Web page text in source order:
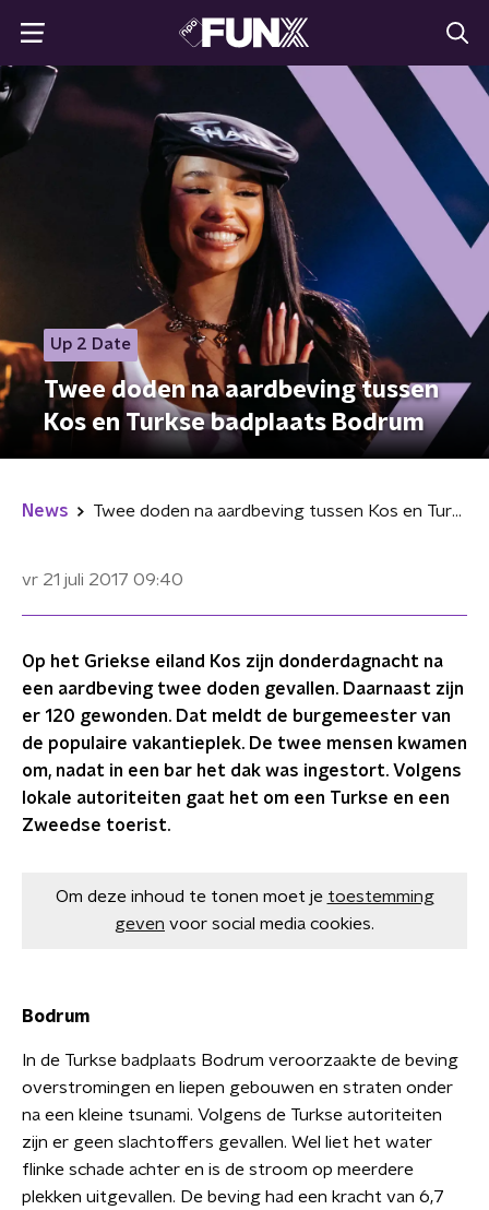
Up 2 Date
Twee doden na aardbeving tussen
Kos en Turkse badplaats Bodrum
News Twee doden na aardbeving tussen Kos en Turkse badplaats Bodrum
vr 21 juli 2017 09:40
Op het Griekse eiland Kos zijn donderdagnacht na
een aardbeving twee doden gevallen. Daarnaast zijn
er 120 gewonden. Dat meldt de burgemeester van
de populaire vakantieplek. De twee mensen kwamen
om, nadat in een bar het dak was ingestort. Volgens
lokale autoriteiten gaat het om een Turkse en een
Zweedse toerist.
Om deze inhoud te tonen moet je toestemming
geven voor social media cookies.
Bodrum
In de Turkse badplaats Bodrum veroorzaakte de beving
overstromingen en liepen gebouwen en straten onder
na een kleine tsunami. Volgens de Turkse autoriteiten
zijn er geen slachtoffers gevallen. Wel liet het water
flinke schade achter en is de stroom op meerdere
plekken uitgevallen. De beving had een kracht van 6,7